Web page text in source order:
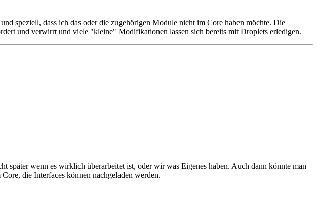
speziell, dass ich das oder die zugehörigen Module nicht im Core haben möchte. Die
und verwirrt und viele "kleine" Modifikationen lassen sich bereits mit Droplets erledigen.
wenn es wirklich überarbeitet ist, oder wir was Eigenes haben. Auch dann könnte man
die Interfaces können nachgeladen werden.